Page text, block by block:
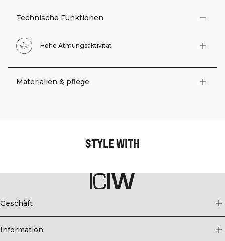
Technische Funktionen
Hohe Atmungsaktivität
Materialien & pflege
STYLE WITH
Geschäft
Information